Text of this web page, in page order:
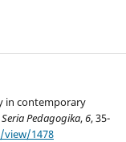
in contemporary
Pedagogika,6, 35-
view/1478